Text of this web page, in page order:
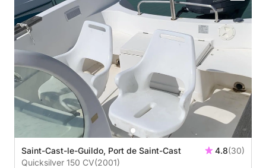
Saint-Cast-le-Guildo, Port de Saint-Cast 4.8(30)
Quicksilver 150 CV(2001)